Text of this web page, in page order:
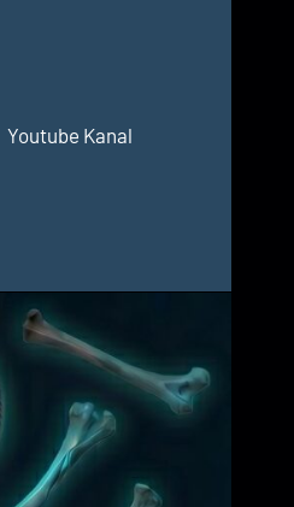
Youtube Kanal